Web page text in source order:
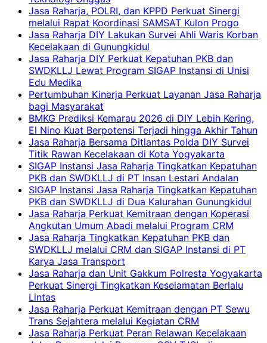
Jasa Raharja, POLRI, dan KPPD Perkuat Sinergi
melalui Rapat Koordinasi SAMSAT Kulon Progo
Jasa Raharja DIY Lakukan Survei Ahli Waris Korban
Kecelakaan di Gunungkidul
Jasa Raharja DIY Perkuat Kepatuhan PKB dan
SWDKLLJ Lewat Program SIGAP Instansi di Unisi
Edu Medika
Pertumbuhan Kinerja Perkuat Layanan Jasa Raharja
bagi Masyarakat
BMKG Prediksi Kemarau 2026 di DIY Lebih Kering,
El Nino Kuat Berpotensi Terjadi hingga Akhir Tahun
Jasa Raharja Bersama Ditlantas Polda DIY Survei
Titik Rawan Kecelakaan di Kota Yogyakarta
SIGAP Instansi Jasa Raharja Tingkatkan Kepatuhan
PKB dan SWDKLLJ di PT Insan Lestari Andalan
SIGAP Instansi Jasa Raharja Tingkatkan Kepatuhan
PKB dan SWDKLLJ di Dua Kalurahan Gunungkidul
Jasa Raharja Perkuat Kemitraan dengan Koperasi
Angkutan Umum Abadi melalui Program CRM
Jasa Raharja Tingkatkan Kepatuhan PKB dan
SWDKLLJ melalui CRM dan SIGAP Instansi di PT
Karya Jasa Transport
Jasa Raharja dan Unit Gakkum Polresta Yogyakarta
Perkuat Sinergi Tingkatkan Keselamatan Berlalu
Lintas
Jasa Raharja Perkuat Kemitraan dengan PT Sewu
Trans Sejahtera melalui Kegiatan CRM
Jasa Raharja Perkuat Peran Relawan Kecelakaan